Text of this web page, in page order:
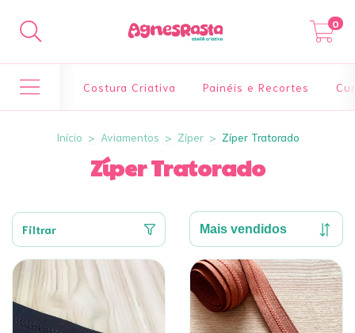
0
Costura Criativa Painéis e Recortes
Início > Aviamentos > Zíper > Zíper Tratorado
Zíper Tratorado
Filtrar